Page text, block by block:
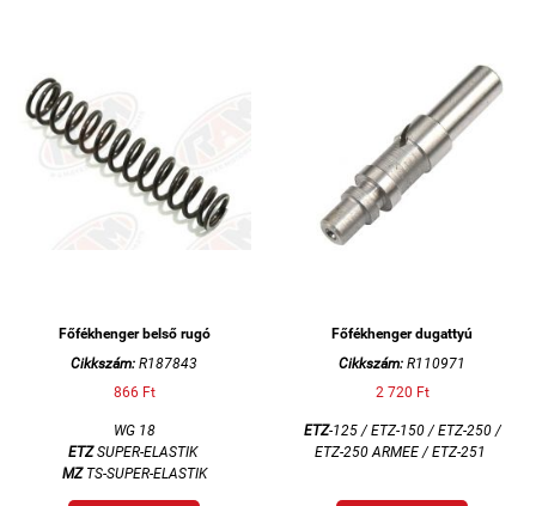
Főfékhenger belső rugó
Cikkszám: R187843
866 Ft
WG 18
ETZSUPER-ELASTIK
MZTS-SUPER-ELASTIK
Főfékhenger dugattyú
Cikkszám: R110971
2 720 Ft
ETZ-125 / ETZ-150 / ETZ-250 /
ETZ-250 ARMEE / ETZ-251